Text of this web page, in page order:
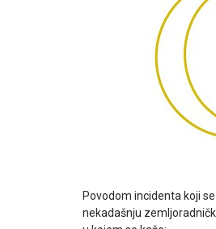
Povodom incidenta koji
nekadašnju